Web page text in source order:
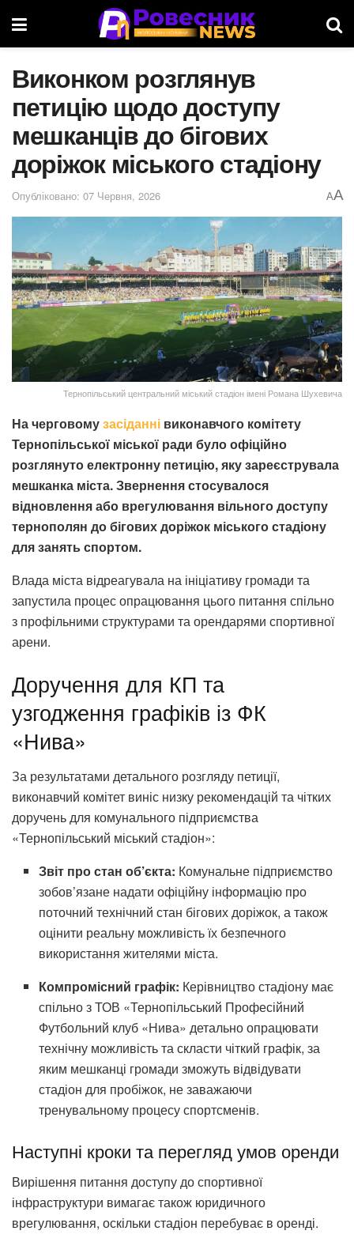
Виконком розглянув
петицію щодо доступу
мешканців до бігових
доріжок міського стадіону
Опубліковано: 07 Червня, 2026 AA
Тернопільський центральний міський стадіон імені Романа Шухевича
На черговомузасіданні виконавчого комітету
Тернопільської міської ради було офіційно
розглянуто електронну петицію, яку зареєструвала
мешканка міста. Звернення стосувалося
відновлення або врегулювання вільного доступу
тернополян до бігових доріжок міського стадіону
для занять спортом.
Влада міста відреагувала на ініціативу громади та
запустила процес опрацювання цього питання спільно
з профільними структурами та орендарями спортивної
арени.
Доручення для КП та
узгодження графіків із ФК
«Нива»
За результатами детального розгляду петиції,
виконавчий комітет виніс низку рекомендацій та чітких
доручень для комунального підприємства
«Тернопільський міський стадіон»:
Звіт про стан об’єкта: Комунальне підприємство
зобов’язане надати офіційну інформацію про
поточний технічний стан бігових доріжок, а також
оцінити реальну можливість їх безпечного
використання жителями міста.
Компромісний графік: Керівництво стадіону має
спільно з ТОВ «Тернопільський Професійний
Футбольний клуб «Нива» детально опрацювати
технічну можливість та скласти чіткий графік, за
яким мешканці громади зможуть відвідувати
стадіон для пробіжок, не заважаючи
тренувальному процесу спортсменів.
Наступні кроки та перегляд умов оренди
Вирішення питання доступу до спортивної
інфраструктури вимагає також юридичного
врегулювання, оскільки стадіон перебуває в оренді.